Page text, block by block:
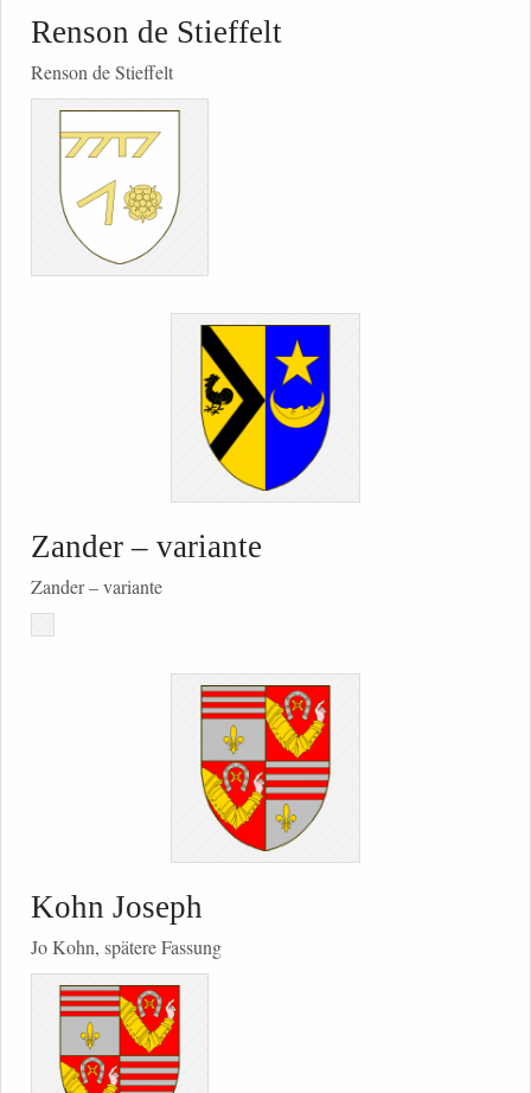
Renson de Stieffelt
Renson de Stieffelt
Zander – variante
Zander – variante
Kohn Joseph
Jo Kohn, spätere Fassung